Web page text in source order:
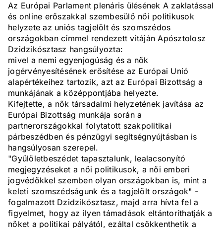
Az Európai Parlament plenáris ülésének A zaklatással
és online erőszakkal szembesülő női politikusok
helyzete az uniós tagjelölt és szomszédos
országokban címmel rendezett vitáján Apósztolosz
Dzidzikósztasz hangsúlyozta:
mivel a nemi egyenjogúság és a nők
jogérvényesítésének erősítése az Európai Unió
alapértékeihez tartozik, azt az Európai Bizottság a
munkájának a középpontjába helyezte.
Kifejtette, a nők társadalmi helyzetének javítása az
Európai Bizottság munkája során a
partnerországokkal folytatott szakpolitikai
párbeszédben és pénzügyi segítségnyújtásban is
hangsúlyosan szerepel.
"Gyűlöletbeszédet tapasztalunk, lealacsonyító
megjegyzéseket a női politikusok, a női emberi
jogvédőkkel szemben olyan országokban is, mint a
keleti szomszédságunk és a tagjelölt országok" -
fogalmazott Dzidzikósztasz, majd arra hívta fel a
figyelmet, hogy az ilyen támadások eltántoríthatják a
nőket a politikai pályától, ezáltal csökkenthetik a